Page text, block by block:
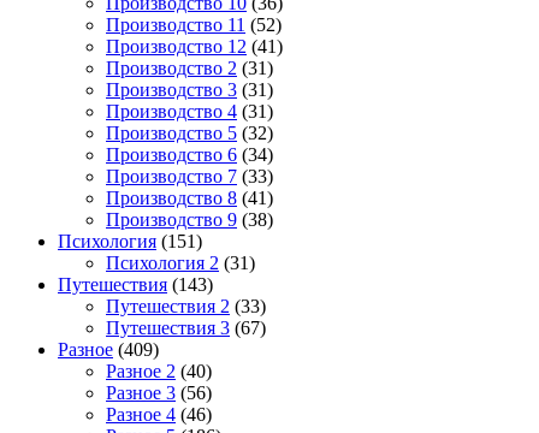
Производство 11 (52)
Производство 12 (41)
Производство 2 (31)
Производство 3 (31)
Производство 4 (31)
Производство 5 (32)
Производство 6 (34)
Производство 7 (33)
Производство 8 (41)
Производство 9 (38)
Психология (151)
Психология 2 (31)
Путешествия (143)
Путешествия 2 (33)
Путешествия 3 (67)
Разное (409)
Разное 2 (40)
Разное 3 (56)
Разное 4 (46)